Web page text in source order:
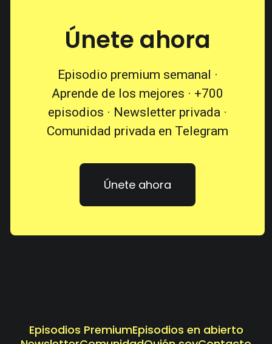
Únete ahora
Episodio premium semanal ·
Aprende de los mejores · +700
episodios · Newsletter privada ·
Comunidad privada en Telegram
Únete ahora
Episodios PremiumEpisodios en abierto